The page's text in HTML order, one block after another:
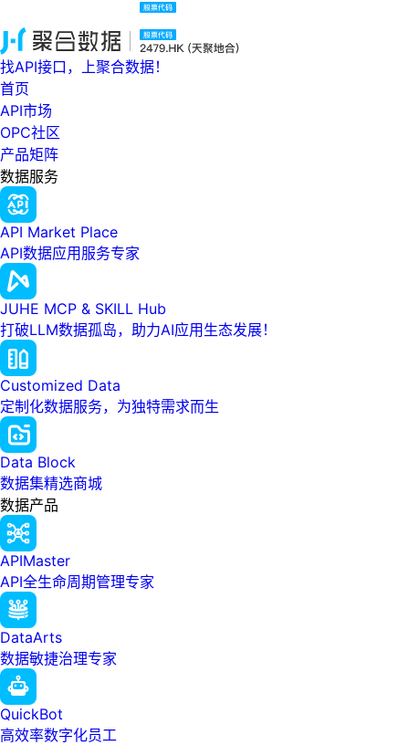
找API接口，上聚合数据！
首页
API市场
OPC社区
产品矩阵
数据服务
API Market Place
API数据应用服务专家
JUHE MCP & SKILL Hub
打破LLM数据孤岛，助力AI应用生态发展！
Customized Data
定制化数据服务，为独特需求而生
Data Block
数据集精选商城
数据产品
APIMaster
API全生命周期管理专家
DataArts
数据敏捷治理专家
QuickBot
高效率数字化员工